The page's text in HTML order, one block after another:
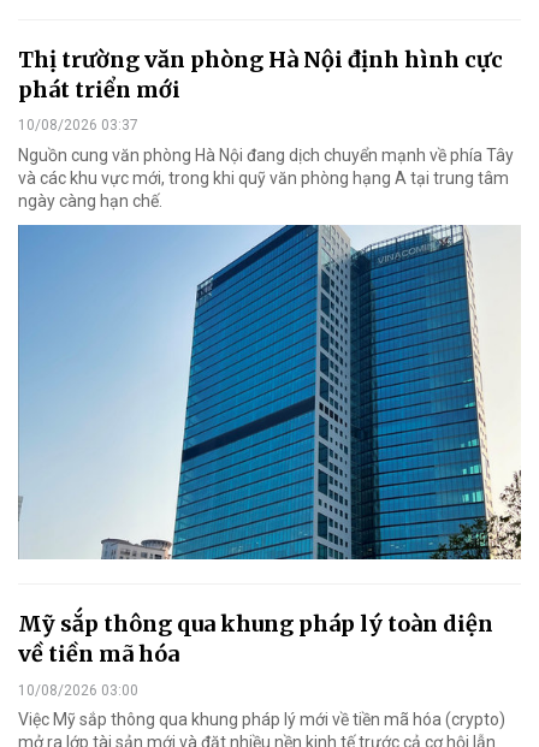
Thị trường văn phòng Hà Nội định hình cực
phát triển mới
10/08/2026 03:37
Nguồn cung văn phòng Hà Nội đang dịch chuyển mạnh về phía Tây
và các khu vực mới, trong khi quỹ văn phòng hạng A tại trung tâm
ngày càng hạn chế.
Mỹ sắp thông qua khung pháp lý toàn diện
về tiền mã hóa
10/08/2026 03:00
Việc Mỹ sắp thông qua khung pháp lý mới về tiền mã hóa (crypto)
mở ra lớp tài sản mới và đặt nhiều nền kinh tế trước cả cơ hội lẫn